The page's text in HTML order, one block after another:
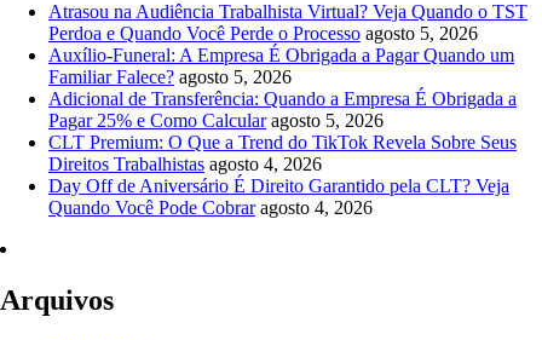
Atrasou na Audiência Trabalhista Virtual? Veja Quando o TST
Perdoa e Quando Você Perde o Processo agosto 5, 2026
Auxílio-Funeral: A Empresa É Obrigada a Pagar Quando um
Familiar Falece? agosto 5, 2026
Adicional de Transferência: Quando a Empresa É Obrigada a
Pagar 25% e Como Calcular agosto 5, 2026
CLT Premium: O Que a Trend do TikTok Revela Sobre Seus
Direitos Trabalhistas agosto 4, 2026
Day Off de Aniversário É Direito Garantido pela CLT? Veja
Quando Você Pode Cobrar agosto 4, 2026
Arquivos